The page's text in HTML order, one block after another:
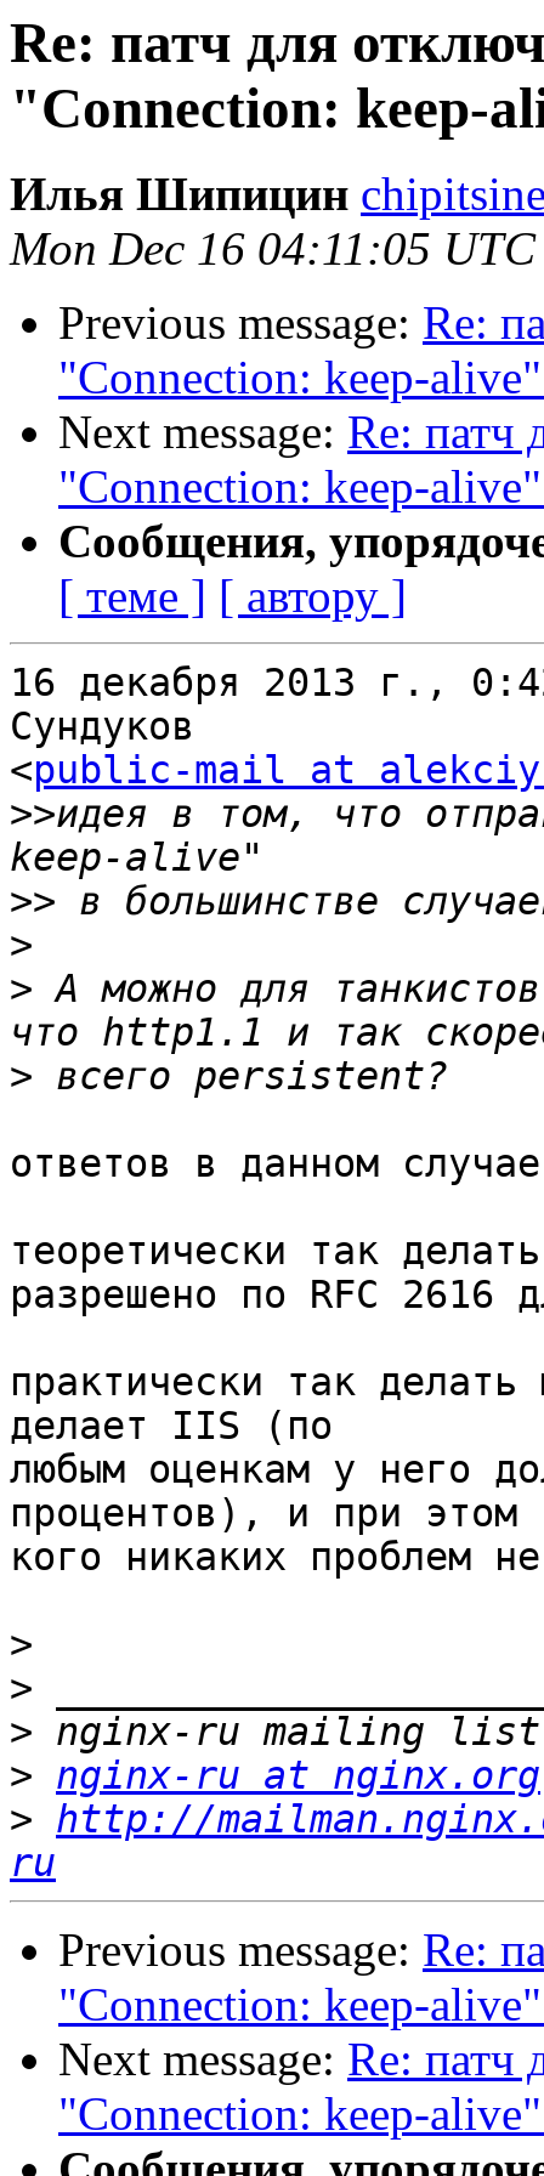
Re: патч для
"Connection: keep-
Илья Шипицин
Mon Dec 16 04:11:05
Previous message: Re:
"Connection: keep-
Next message: Re: патч
"Connection: keep-
Сообщения,
[ теме ] [ автору ]
16 декабря 2013 г.,
Сундуков
<public-mail at
>>идея в том, что
>>
>
> А можно для
>
ответов в данном
теоретически так
разрешено по RFC 2616
практически так
делает IIS (по
любым оценкам у него
процентов), и при этом
кого никаких проблем
>
>
>
> nginx-ru at nginx.org
> http://
ru
Previous message: Re:
"Connection: keep-
Next message: Re: патч
"Connection: keep-